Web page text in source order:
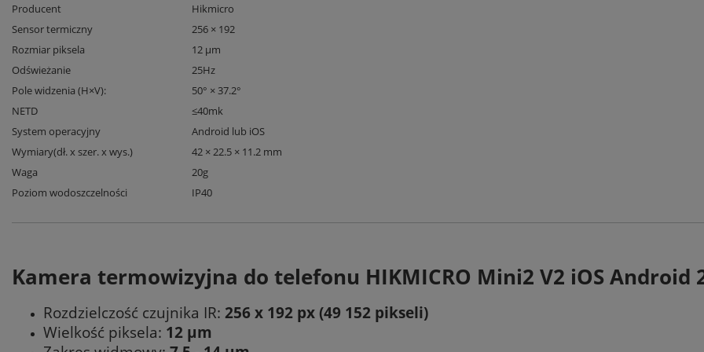
Producent
Hikmicro
Sensor termiczny
256 × 192
Rozmiar piksela
12 µm
Odświeżanie
25Hz
Pole widzenia (H×V):
50° × 37.2°
NETD
≤40mk
System operacyjny
Android lub iOS
Wymiary(dł. x szer. x wys.)
42 × 22.5 × 11.2 mm
Waga
20g
Poziom wodoszczelności
IP40
Kamera termowizyjna do telefonu HIKMICRO Mini2 V2 iOS Android
Rozdzielczość czujnika IR: 256 x 192 px (49 152 pikseli)
Wielkość piksela: 12 μm